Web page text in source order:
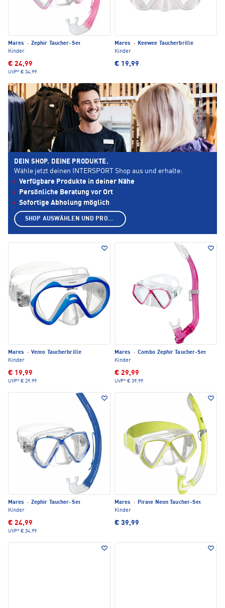
Mares · Zephir Taucher-Set
Kinder
€ 24,99
UVP* € 34,99
Mares ·
Keewee Taucherbrille
Kinder
€ 19,99
Mares · Vento Taucherbrille
Kinder
€ 19,99
UVP* € 29,99
Mares · Combo Zephir Taucher-Set
Kinder
€ 29,99
UVP* € 39,99
Mares · Zephir Taucher-Set
Kinder
€ 24,99
UVP* € 34,99
Mares · Pirate Neon Taucher-Set
Kinder
€ 39,99
DEIN SHOP. DEINE PRODUKTE.
Wähle jetzt deinen INTERSPORT Shop aus und erhalte:
Verfügbare Produkte in deiner Nähe
Persönliche Beratung vor Ort
Sofortige Abholung möglich
SHOP AUSWÄHLEN UND PRODUKTE ANZEIGEN